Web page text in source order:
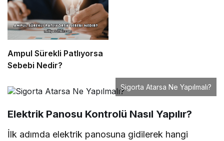
Ampul Sürekli Patlıyorsa
Sebebi Nedir?
Sigorta Atarsa Ne Yapılmalı?
Elektrik Panosu Kontrolü Nasıl Yapılır?
İlk adımda elektrik panosuna gidilerek hangi